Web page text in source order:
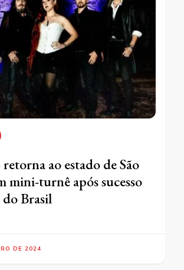
ao estado de São
mini-turnê após sucesso
Brasil
DE 2024